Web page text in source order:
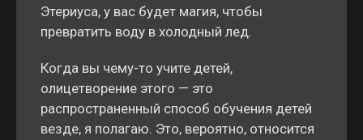
Этериуса, у вас будет магия, чтобы
превратить воду в холодный лед.
Когда вы чему-то учите детей,
олицетворение этого — это
распространенный способ обучения детей
везде, я полагаю. Это, вероятно, относится